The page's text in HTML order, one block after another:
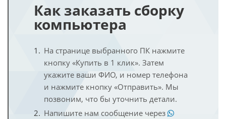
Как заказать сборку
компьютера
На странице выбранного ПК нажмите
кнопку «Купить в 1 клик». Затем
укажите ваши ФИО, и номер телефона
и нажмите кнопку «Отправить». Мы
позвоним, что бы уточнить детали.
Напишите нам сообщение через